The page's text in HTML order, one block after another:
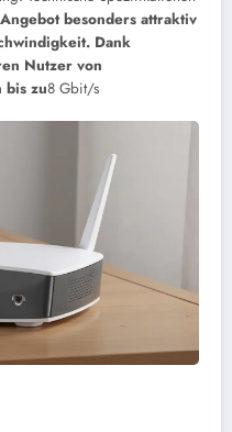
besonders attraktiv
Dank
Nutzer von
bis zu8 Gbit/s